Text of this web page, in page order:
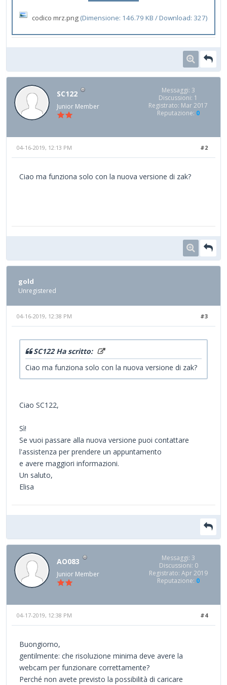
codico mrz.png (Dimensione: 146.79 KB / Download: 327)
SC122
Junior Member
Messaggi: 3
Discussioni: 1
Registrato: Mar 2017
Reputazione: 0
#2
04-16-2019, 12:13 PM
Ciao ma funziona solo con la nuova versione di zak?
gold
Unregistered
#3
04-16-2019, 12:38 PM
SC122 Ha scritto:
Ciao ma funziona solo con la nuova versione di zak?
Ciao SC122,
Sì!
Se vuoi passare alla nuova versione puoi contattare
l'assistenza per prendere un appuntamento
e avere maggiori informazioni.
Un saluto,
Elisa
AO083
Junior Member
Messaggi: 3
Discussioni: 0
Registrato: Apr 2019
Reputazione: 0
#4
04-17-2019, 12:38 PM
Buongiorno,
gentilmente: che risoluzione minima deve avere la
webcam per funzionare correttamente?
Perché non avete previsto la possibilità di caricare